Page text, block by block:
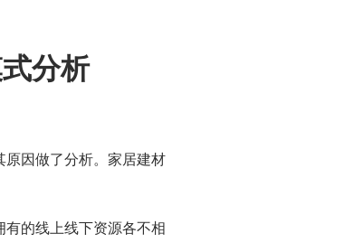
分析
原因做了分析。家居建材
的线上线下资源各不相